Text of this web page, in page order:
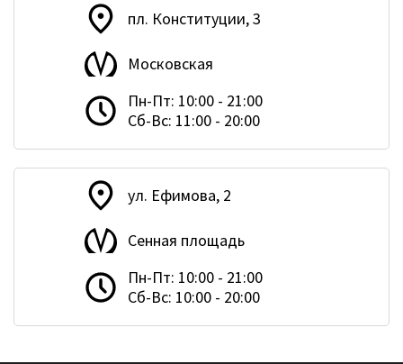
пл. Конституции, 3
Московская
Пн-Пт: 10:00 - 21:00
Сб-Вс: 11:00 - 20:00
ул. Ефимова, 2
Сенная площадь
Пн-Пт: 10:00 - 21:00
Сб-Вс: 10:00 - 20:00